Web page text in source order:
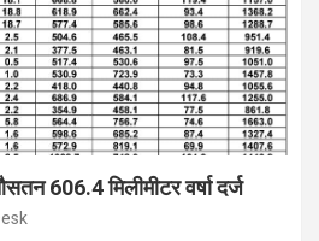
606.4 मिलीमीटर वर्षा दर्ज